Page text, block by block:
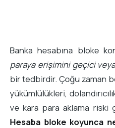
Banka hesabına bloke
paraya erişimini geçici veya
bir tedbirdir. Çoğu zaman
yükümlülükleri,
ve kara para aklama riski
Hesaba bloke koyunca